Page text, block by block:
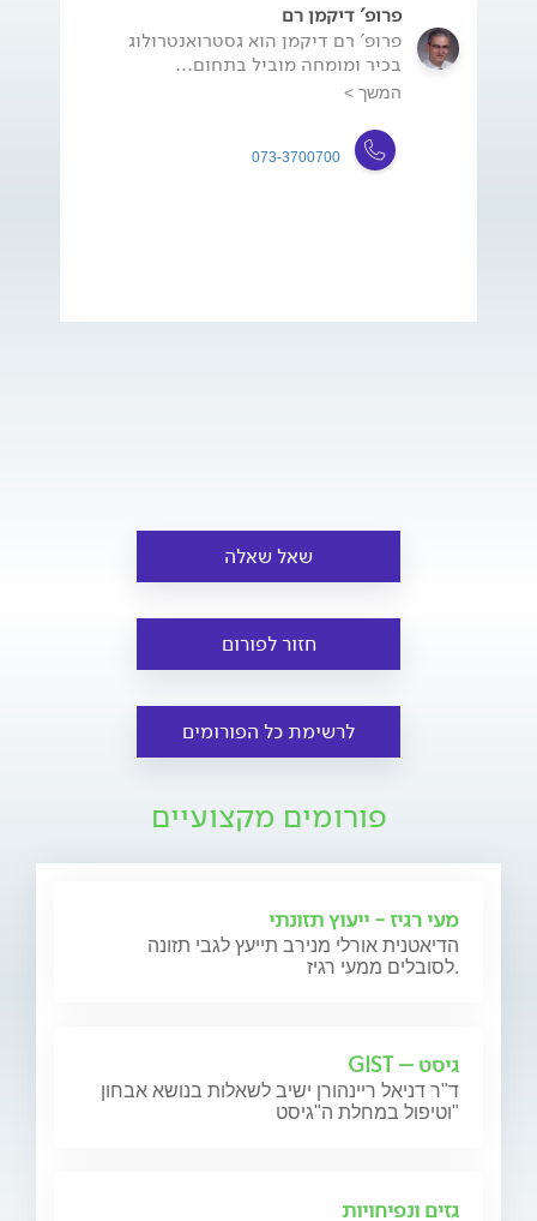
פרופ' דיקמן רם
פרופ' רם דיקמן הוא גסטרואנטרולוג
בכיר ומומחה מוביל בתחום...
המשך >
073-3700700
שאל שאלה
חזור לפורום
לרשימת כל הפורומים
פורומים מקצועיים
מעי רגיז - ייעוץ תזונתי
הדיאטנית אורלי מנירב תייעץ לגבי תזונה
לסובלים ממעי רגיז.
גיסט – GIST
ד"ר דניאל ריינהורן ישיב לשאלות בנושא אבחון
וטיפול במחלת ה"גיסט"
גזים ונפיחויות